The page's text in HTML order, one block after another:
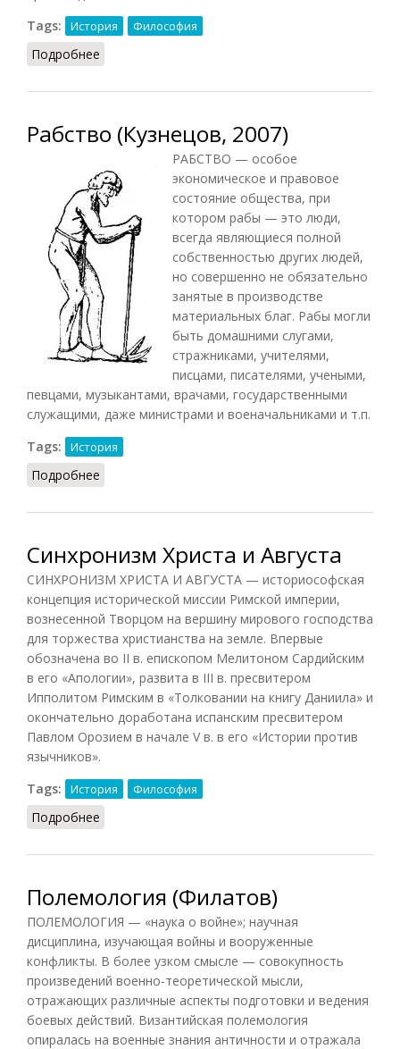
Tags:
История Философия
Подробнее
Рабство (Кузнецов, 2007)
РАБСТВО — особое
экономическое и правовое
состояние общества, при
котором рабы — это люди,
всегда являющиеся полной
собственностью других людей,
но совершенно не обязательно
занятые в производстве
материальных благ. Рабы могли
быть домашними слугами,
стражниками, учителями,
писцами, писателями, учеными,
певцами, музыкантами, врачами, государственными
служащими, даже министрами и военачальниками и т.п.
Tags:
История
Подробнее
Синхронизм Христа и Августа
СИНХРОНИЗМ ХРИСТА И АВГУСТА — историософская
концепция исторической миссии Римской империи,
вознесенной Творцом на вершину мирового господства
для торжества христианства на земле. Впервые
обозначена во II в. епископом Мелитоном Сардийским
в его «Апологии», развита в III в. пресвитером
Ипполитом Римским в «Толковании на книгу Даниила» и
окончательно доработана испанским пресвитером
Павлом Орозием в начале V в. в его «Истории против
язычников».
Tags:
История Философия
Подробнее
Полемология (Филатов)
ПОЛЕМОЛОГИЯ — «наука о войне»; научная
дисциплина, изучающая войны и вооруженные
конфликты. В более узком смысле — совокупность
произведений военно-теоретической мысли,
отражающих различные аспекты подготовки и ведения
боевых действий. Византийская полемология
опиралась на военные знания античности и отражала